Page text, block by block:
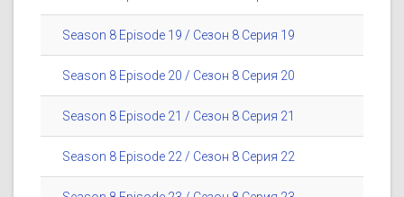
Season 8 Episode 19 / Сезон 8 Серия 19
Season 8 Episode 20 / Сезон 8 Серия 20
Season 8 Episode 21 / Сезон 8 Серия 21
Season 8 Episode 22 / Сезон 8 Серия 22